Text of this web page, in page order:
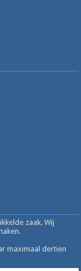
zaak. Wij
maximaal dertien